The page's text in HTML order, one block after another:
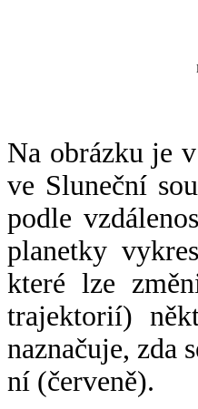
Na obrázku je
ve Sluneční
podle
planetky
které lze
trajektorií)
naznačuje, zda
ní (červeně).